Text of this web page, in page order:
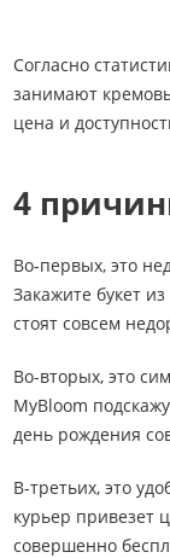
Согласно
занимают
цена и
4
Во-первых, это
Закажите букет
стоят совсем
Во-вторых, это
MyBloom
день рождения
В-третьих, это
курьер привезет
совершенно